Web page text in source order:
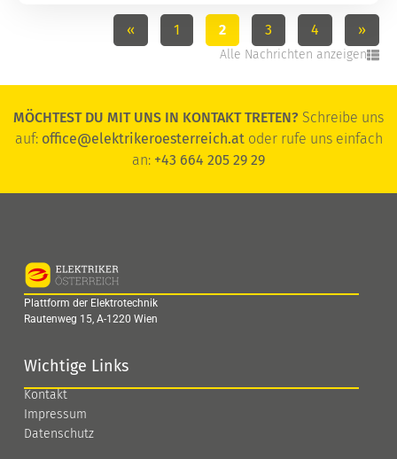
« 1 2 3 4 »
Alle Nachrichten anzeigen
MÖCHTEST DU MIT UNS IN KONTAKT TRETEN? Schreibe uns
auf: office@elektrikeroesterreich.atoder rufe uns einfach
an: +43 664 205 29 29
Plattform der Elektrotechnik
Rautenweg 15, A-1220 Wien
Wichtige Links
Kontakt
Impressum
Datenschutz